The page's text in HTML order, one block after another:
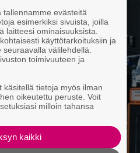
tallennamme evästeitä
esimerkiksi sivuista, joilla
laitteesi ominaisuuksista.
käyttötarkoituksiin ja
välilehdellä.
toimivuuteen ja
tietoja myös ilman
oikeutettu peruste. Voit
milloin tahansa
kaikki